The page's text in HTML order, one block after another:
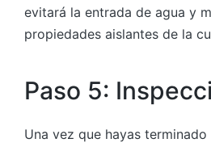
evitará la entrada de agua y
propiedades aislantes de la
Paso 5:
Una vez que hayas